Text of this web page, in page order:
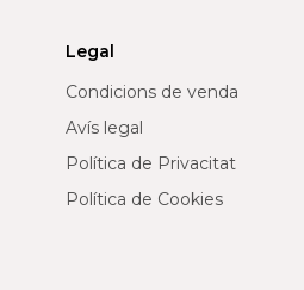
Legal
Condicions de venda
Avís legal
Política de Privacitat
Política de Cookies